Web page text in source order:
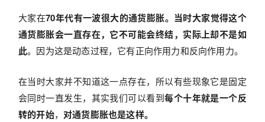
大家在70年代有一波很大的通货膨胀。当时大家觉得这个
通货膨胀会一直存在，它不可能会终结，实际上却不是如
此。因为这是动态过程，它有正向作用力和反向作用力。
在当时大家并不知道这一点存在，所以有些现象它是固定
会同时一直发生，其实我们可以看到每个十年就是一个反
转的开始， 对通货膨胀也是这样。